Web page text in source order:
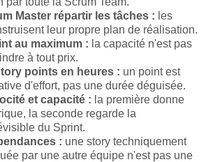
Master répartir les tâches : les
leur propre plan de réalisation.
au maximum : la capacité n'est pas
à tout prix.
points en heures : un point est
d'effort, pas une durée déguisée.
et capacité : la première donne
la seconde regarde la
du Sprint.
: une story techniquement
par une autre équipe n'est pas une